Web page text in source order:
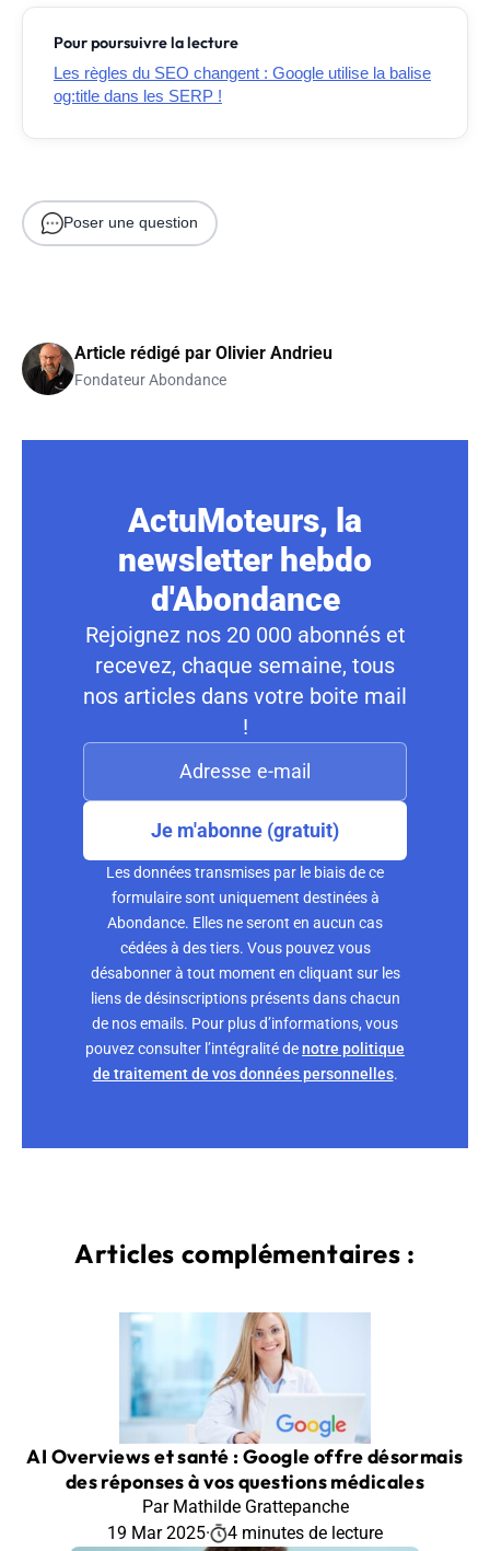
Pour poursuivre la lecture
Les règles du SEO changent : Google utilise la balise
og:title dans les SERP !
Poser une question
Article rédigé par Olivier Andrieu
Fondateur Abondance
ActuMoteurs, la
newsletter hebdo
d'Abondance
Rejoignez nos 20 000 abonnés et
recevez, chaque semaine, tous
nos articles dans votre boite mail
!
Je m'abonne (gratuit)
Les données transmises par le biais de ce
formulaire sont uniquement destinées à
Abondance. Elles ne seront en aucun cas
cédées à des tiers. Vous pouvez vous
désabonner à tout moment en cliquant sur les
liens de désinscriptions présents dans chacun
de nos emails. Pour plus d’informations, vous
pouvez consulter l’intégralité denotre politique
de traitement de vos données personnelles.
Articles complémentaires :
AI Overviews et santé : Google offre désormais
des réponses à vos questions médicales
Par Mathilde Grattepanche
19 Mar 2025· 4 minutes de lecture